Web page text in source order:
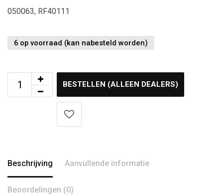
050063, RF40111
6 op voorraad (kan nabesteld worden)
BESTELLEN (ALLEEN DEALERS)
Beschrijving Aanvullende informatie
Beoordelingen (0)